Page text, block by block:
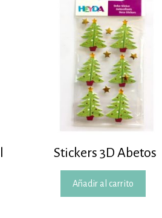
Stickers 3D Abetos
Añadir al carrito